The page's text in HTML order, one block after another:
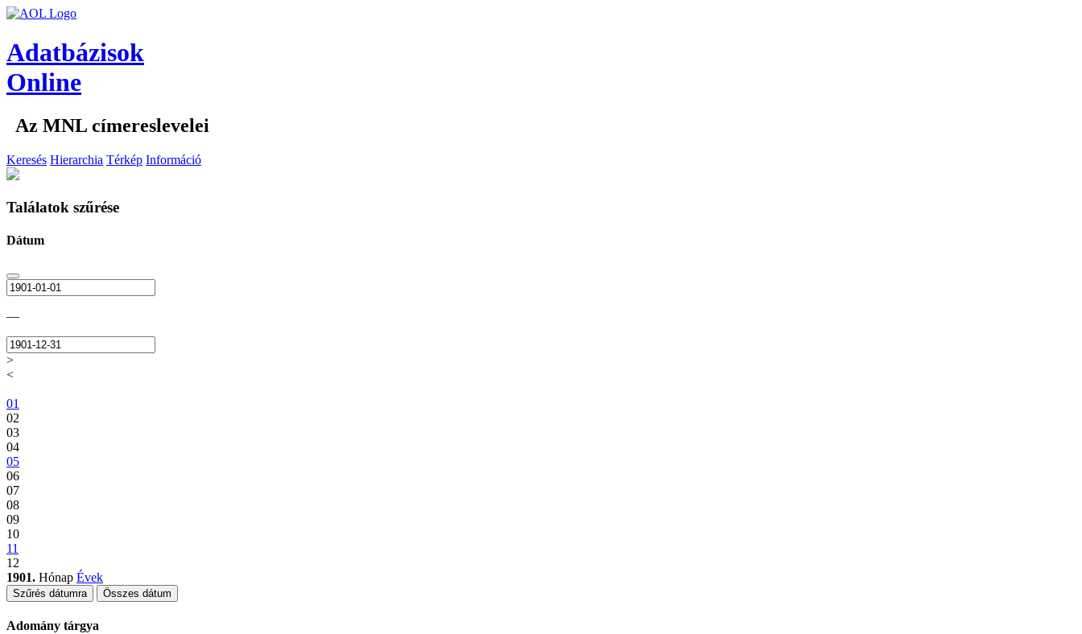
Adatbázisok
Online
Az MNL címereslevelei
Keresés Hierarchia Térkép Információ
Találatok szűrése
Dátum
—
>
<
01
02
03
04
05
06
07
08
09
10
11
12
1901. Hónap Évek
Szűrés dátumra Összes dátum
Adomány tárgya